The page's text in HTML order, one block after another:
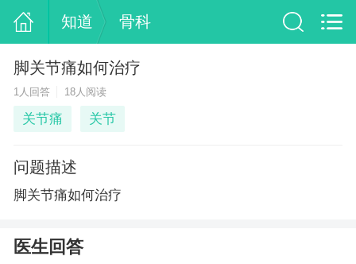
知道 骨科
脚关节痛如何治疗
1人回答 18人阅读
关节痛 关节
问题描述
脚关节痛如何治疗
医生回答